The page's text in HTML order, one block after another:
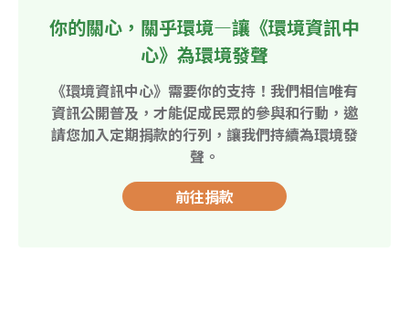
你的關心，關乎環境—讓《環境資訊中
心》為環境發聲
《環境資訊中心》需要你的支持！我們相信唯有
資訊公開普及，才能促成民眾的參與和行動，邀
請您加入定期捐款的行列，讓我們持續為環境發
聲。
前往捐款